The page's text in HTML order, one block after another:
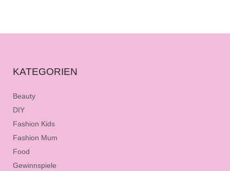
KATEGORIEN
Beauty
DIY
Fashion Kids
Fashion Mum
Food
Gewinnspiele